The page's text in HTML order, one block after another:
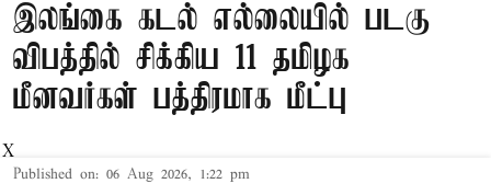
இலங்கை கடல் எல்லையில் படகு
விபத்தில் சிக்கிய 11 தமிழக
மீனவர்கள் பத்திரமாக மீட்பு
Published on: 06 Aug 2026, 1:22 pm
X